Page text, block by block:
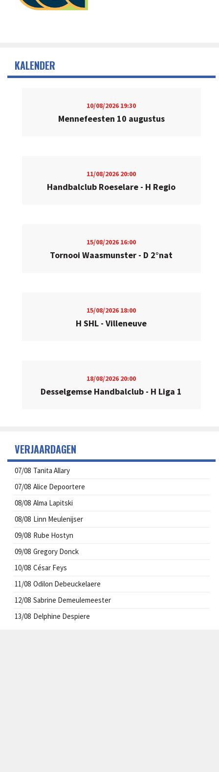
KALENDER
10/08/2026 19:30
Mennefeesten 10 augustus
11/08/2026 20:00
Handbalclub Roeselare - H Regio
15/08/2026 16:00
Tornooi Waasmunster - D 2°nat
15/08/2026 18:00
H SHL - Villeneuve
18/08/2026 20:00
Desselgemse Handbalclub - H Liga 1
VERJAARDAGEN
07/08 Tanita Allary
07/08 Alice Depoortere
08/08 Alma Lapitski
08/08 Linn Meulenijser
09/08 Rube Hostyn
09/08 Gregory Donck
10/08 César Feys
11/08 Odilon Debeuckelaere
12/08 Sabrine Demeulemeester
13/08 Delphine Despiere